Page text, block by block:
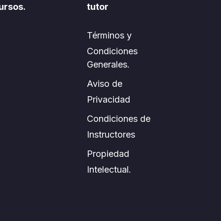
tutor
Términos y
Condiciones
Generales.
Aviso de
Privacidad
Condiciones de
Instructores
Propiedad
Intelectual.